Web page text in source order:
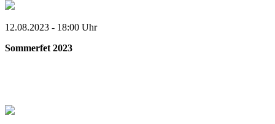
12.08.2023 - 18:00 Uhr
Sommerfet 2023